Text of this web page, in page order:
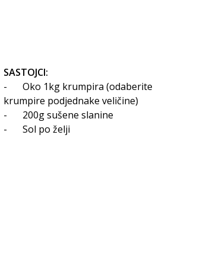
SASTOJCI:
-
Oko 1kg krumpira (odaberite
krumpire podjednake veličine)
-
200g sušene slanine
-
Sol po želji